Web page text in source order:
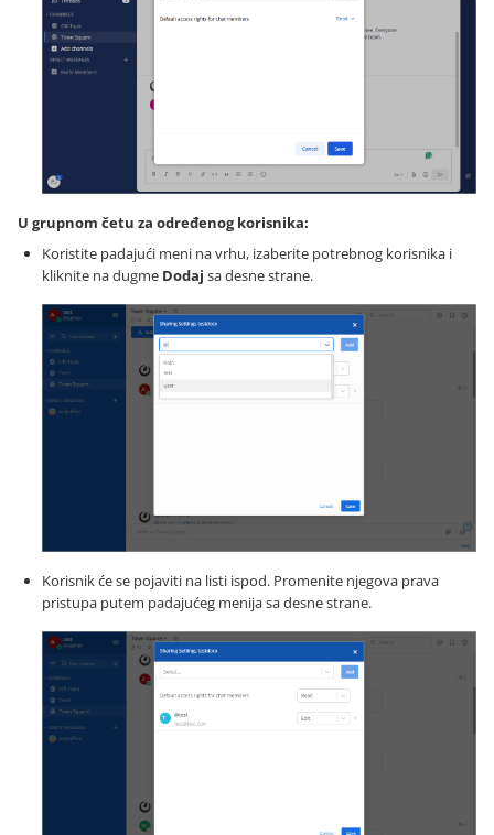
U grupnom četu za određenog korisnika:
Koristite padajući meni na vrhu, izaberite potrebnog korisnika i
kliknite na dugme Dodaj sa desne strane.
Korisnik će se pojaviti na listi ispod. Promenite njegova prava
pristupa putem padajućeg menija sa desne strane.